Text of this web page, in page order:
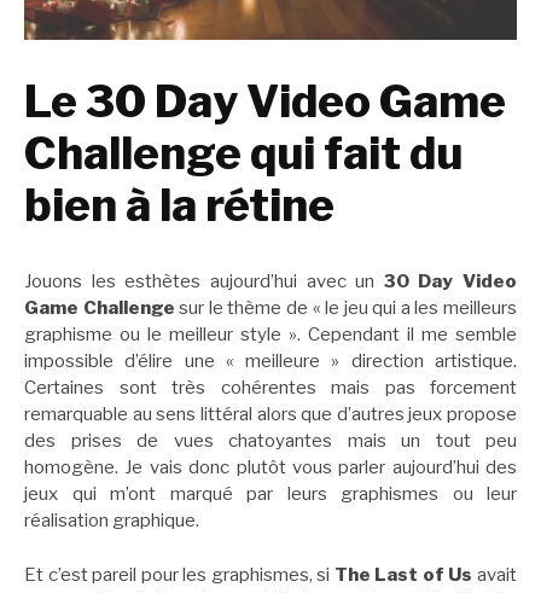
Le 30 Day Video Game
Challenge qui fait du
bien à la rétine
Jouons les esthètes aujourd’hui avec un 30 Day Video
Game Challenge sur le thème de « le jeu qui a les meilleurs
graphisme ou le meilleur style ». Cependant il me semble
impossible d’élire une « meilleure » direction artistique.
Certaines sont très cohérentes mais pas forcement
remarquable au sens littéral alors que d’autres jeux propose
des prises de vues chatoyantes mais un tout peu
homogène. Je vais donc plutôt vous parler aujourd’hui des
jeux qui m’ont marqué par leurs graphismes ou leur
réalisation graphique.
Et c’est pareil pour les graphismes, si The Last of Us avait